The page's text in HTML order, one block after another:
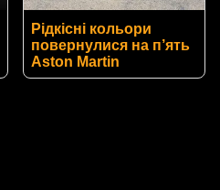
Рідкісні кольори
повернулися на п’ять
Aston Martin